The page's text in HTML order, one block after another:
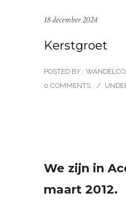
18 december 2024
Kerstgroet
POSTED BY :
0 COMMENTS
/
We zijn in
maart 2012.